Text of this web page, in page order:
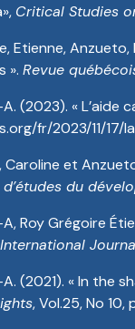
Critical Studies
Etienne,
». Revue
(2023). « L’aide
fr/2023/11/
Caroline et
du
Roy Grégoire
International
(2021). « In the
, Vol.25, No 10,